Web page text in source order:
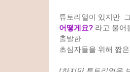
튜토리얼이 있지만
어떻게요? 라고 물어
출발한
초심자들을 위해 짧